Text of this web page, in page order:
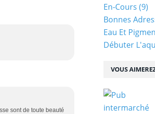
sont de toute beauté
VOUS
En-Cours (9)
Bonnes
Eau Et
Débuter